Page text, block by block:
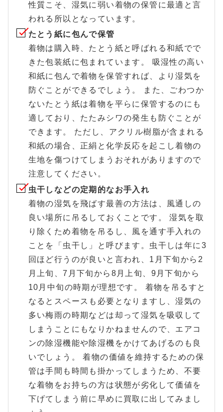
性質こそ、湿気に弱い着物の保管に最適と言
われる所以となっています。
たとう紙に包んで保管
着物は購入時、たとう紙と呼ばれる和紙でで
きた包装紙に包まれています。 吸湿性の高い
和紙に包んで着物を保管すれば、より湿気を
防ぐことができるでしょう。 また、ごわつか
ないたとう紙は着物を平らに保管するのにも
適しており、たたみシワの発生も防ぐことが
できます。 ただし、アクリル樹脂が含まれる
和紙の場合、正絹と化学反応を起こし着物の
生地を傷つけてしまうおそれがありますので
注意してください。
虫干しなどの定期的なお手入れ
着物の湿気を飛ばす最善の方法は、風通しの
良い場所に吊るしておくことです。 湿気を取
り除くため着物を吊るし、風を通す手入れの
ことを「虫干し」と呼びます。虫干しは年に3
回ほど行うのが良いと言われ、1月下旬から2
月上旬、7月下旬から8月上旬、9月下旬から
10月中旬の時期が理想です。 着物を吊るすと
なるとスペースも必要となりますし、湿気の
多い梅雨の時期などは却って湿気を吸収して
しまうことにもなりかねませんので、エアコ
ンの除湿機能や除湿機をかけてあげるのも良
いでしょう。 着物の価値を維持するための保
管は手間も時間も掛かってしまうため、不要
な着物をお持ちの方は状態が劣化して価値を
下げてしまう前に早めに買取に出してみまし